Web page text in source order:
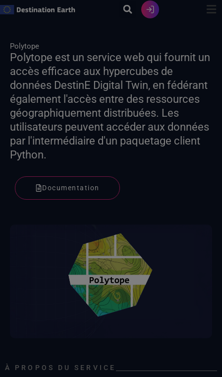
Skip
Polytope
Polytope est un service web qui fournit un
accès efficace aux hypercubes de
données DestinE Digital Twin, en fédérant
également l'accès entre des ressources
géographiquement distribuées. Les
utilisateurs peuvent accéder aux données
par l'intermédiaire d'un paquetage client
Python.
Documentation
À PROPOS DU SERVICE